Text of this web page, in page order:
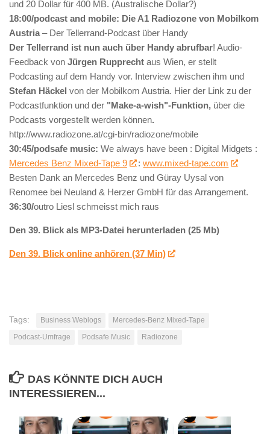
und 20 Dollar für 400 MB. (Australische Dollar?)
18:00/podcast and mobile: Die A1 Radiozone von Mobilkom
Austria – Der Tellerrand-Podcast über Handy
Der Tellerrand ist nun auch über Handy abrufbar! Audio-
Feedback von Jürgen Rupprecht aus Wien, er stellt
Podcasting auf dem Handy vor. Interview zwischen ihm und
Stefan Häckel von der Mobilkom Austria. Hier der Link zu der
Podcastfunktion und der "Make-a-wish"-Funktion, über die
Podcasts vorgestellt werden können.
http://www.radiozone.at/cgi-bin/radiozone/mobile
30:45/podsafe music: We always have been : Digital Midgets :
Mercedes Benz Mixed-Tape 9
:www.mixed-tape.com
Besten Dank an Mercedes Benz und Güray Uysal von
Renomee bei Neuland & Herzer GmbH für das Arrangement.
36:30/outro Liesl schmeisst mich raus
Den 39. Blick als MP3-Datei herunterladen (25 Mb)
Den 39. Blick online anhören (37 Min)
Tags: Business Weblogs
Mercedes-Benz Mixed-Tape
Podcast-Umfrage
Podsafe Music Radiozone
DAS KÖNNTE DICH AUCH
INTERESSIEREN...